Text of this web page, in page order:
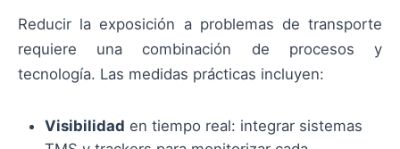
Reducir la exposición a problemas de transporte
requiere una combinación de procesos y
tecnología. Las medidas prácticas incluyen:
Visibilidad en tiempo real: integrar sistemas